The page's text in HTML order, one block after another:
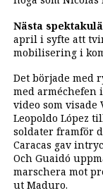
Nästa
april i syfte att
mobilisering i
Det började med
med arméchefen
video som visade
Leopoldo López
soldater framför
Caracas gav
Och Guaidó
marschera mot
ut Maduro.